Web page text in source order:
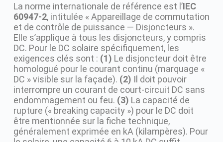
La norme internationale de référence est l’IEC
60947-2, intitulée « Appareillage de commutation
et de contrôle de puissance — Disjoncteurs ».
Elle s’applique à tous les disjoncteurs, y compris
DC. Pour le DC solaire spécifiquement, les
exigences clés sont : (1) Le disjoncteur doit être
homologué pour le courant continu (marquage «
DC » visible sur la façade). (2) Il doit pouvoir
interrompre un courant de court-circuit DC sans
endommagement ou feu. (3) La capacité de
rupture (« breaking capacity ») pour le DC doit
être mentionnée sur la fiche technique,
généralement exprimée en kA (kilampères). Pour